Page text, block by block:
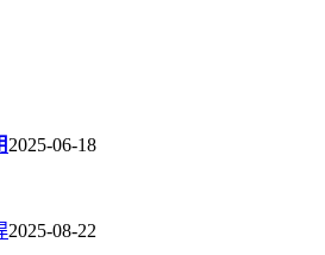
2025-06-18
2025-08-22